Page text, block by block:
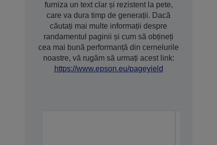
furniza un text clar și rezistent la pete,
care va dura timp de generații. Dacă
căutați mai multe informații despre
randamentul paginii și cum să obțineți
cea mai bună performanță din cernelurile
noastre, vă rugăm să urmați acest link:
https://www.epson.eu/pageyield